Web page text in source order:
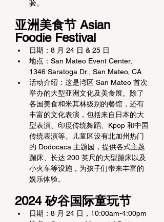
验。
亚洲美食节 Asian
Foodie Festival
日期：8 月 24 日 & 25 日
地点：San Mateo Event Center,
1346 Saratoga Dr., San Mateo, CA
活动介绍：这是湾区 San Mateo 首次
举办的大型亚洲文化及美食展。除了
各国美食和米其林级别的餐馆，还有
丰富的文化表演，包括来自日本的大
型表演、印度传统舞蹈、Kpop 和中国
传统表演等。儿童区设有北加州热门
的 Dodocaca 主题园，提供各式主题
蹦床、长达 200 英尺的大型蹦床以及
小火车等设施，为孩子们带来丰富的
娱乐体验。
2024 矽谷国际童玩节
日期：8 月 24 日，10:00am-4:00pm